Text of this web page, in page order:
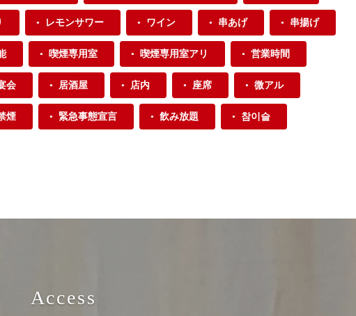
レモンサワー ワイン 串あげ 串揚げ
喫煙専用室 喫煙専用室アリ 営業時間
会 居酒屋 店内 座席 微アル
煙 緊急事態宣言 飲み放題 참이슬
Access